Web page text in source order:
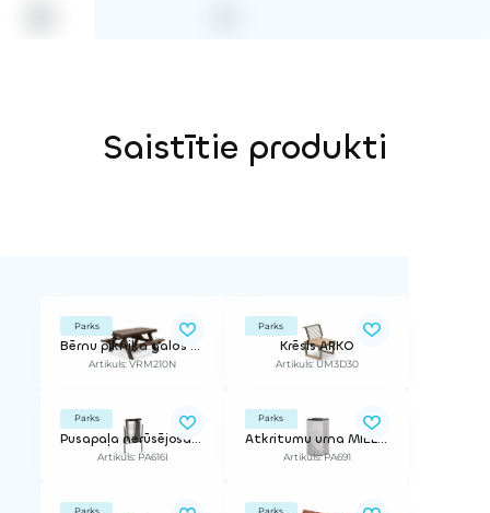
Saistītie produkti
Parks
Bērnu piknika galds ECO
Artikuls: VRM210N
Parks
Krēsls ARKO
Artikuls: UM3D30
Parks
Pusapaļa nerūsējošā tērauda atkritumu urna
Artikuls: PA616I
Parks
Atkritumu urna MIELEK
Artikuls: PA691
Parks Parks